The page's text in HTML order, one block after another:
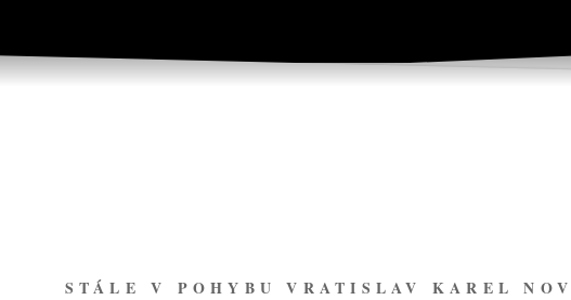
STÁLE V POHYBU VRATISLAV KAREL